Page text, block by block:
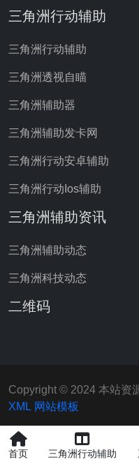
三角洲行动辅助
三角洲行动辅助
三角洲透视自瞄
三角洲辅助器
三角洲辅助发卡网
三角洲行动安卓辅助
三角洲行动Ios辅助
三角洲辅助资讯
三角洲辅助动态
三角洲科技动态
二维码
Copyright © 2024 本站资
XML 网站模板
首页 三角洲行动辅助